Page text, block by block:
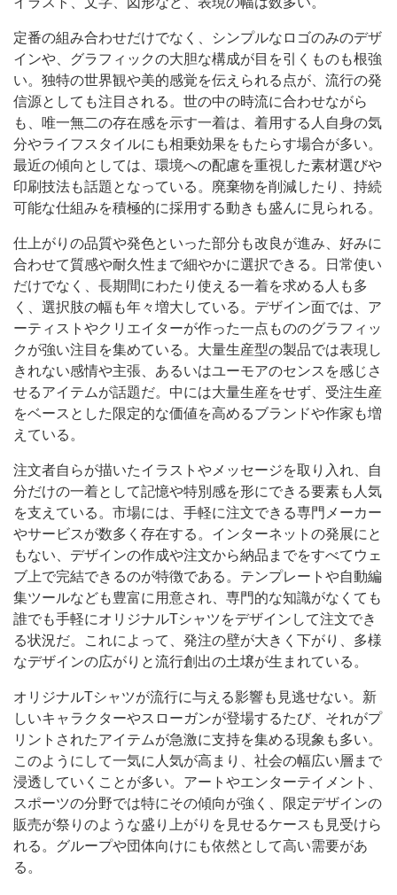
定番の組み合わせだけでなく、シンプルなロゴのみのデザ
インや、グラフィックの大胆な構成が目を引くものも根強
い。独特の世界観や美的感覚を伝えられる点が、流行の発
信源としても注目される。世の中の時流に合わせながら
も、唯一無二の存在感を示す一着は、着用する人自身の気
分やライフスタイルにも相乗効果をもたらす場合が多い。
最近の傾向としては、環境への配慮を重視した素材選びや
印刷技法も話題となっている。廃棄物を削減したり、持続
可能な仕組みを積極的に採用する動きも盛んに見られる。
仕上がりの品質や発色といった部分も改良が進み、好みに
合わせて質感や耐久性まで細やかに選択できる。日常使い
だけでなく、長期間にわたり使える一着を求める人も多
く、選択肢の幅も年々増大している。デザイン面では、ア
ーティストやクリエイターが作った一点もののグラフィッ
クが強い注目を集めている。大量生産型の製品では表現し
きれない感情や主張、あるいはユーモアのセンスを感じさ
せるアイテムが話題だ。中には大量生産をせず、受注生産
をベースとした限定的な価値を高めるブランドや作家も増
えている。
注文者自らが描いたイラストやメッセージを取り入れ、自
分だけの一着として記憶や特別感を形にできる要素も人気
を支えている。市場には、手軽に注文できる専門メーカー
やサービスが数多く存在する。インターネットの発展にと
もない、デザインの作成や注文から納品までをすべてウェ
ブ上で完結できるのが特徴である。テンプレートや自動編
集ツールなども豊富に用意され、専門的な知識がなくても
誰でも手軽にオリジナルTシャツをデザインして注文でき
る状況だ。これによって、発注の壁が大きく下がり、多様
なデザインの広がりと流行創出の土壌が生まれている。
オリジナルTシャツが流行に与える影響も見逃せない。新
しいキャラクターやスローガンが登場するたび、それがプ
リントされたアイテムが急激に支持を集める現象も多い。
このようにして一気に人気が高まり、社会の幅広い層まで
浸透していくことが多い。アートやエンターテイメント、
スポーツの分野では特にその傾向が強く、限定デザインの
販売が祭りのような盛り上がりを見せるケースも見受けら
れる。グループや団体向けにも依然として高い需要があ
る。